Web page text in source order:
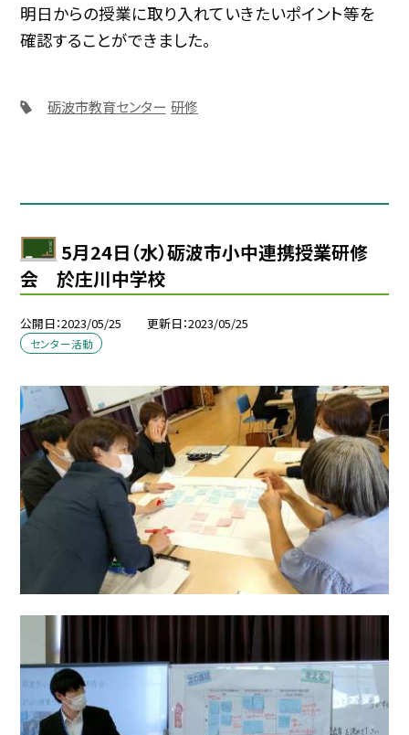
明日からの授業に取り入れていきたいポイント等を
確認することができました。
砺波市教育センター 研修
5月24日（水）砺波市小中連携授業研修
会 於庄川中学校
公開日 2023/05/25 更新日 2023/05/25
センター活動